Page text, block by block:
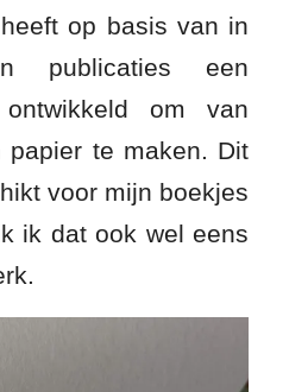
op basis van in
publicaties een
om van
papier te maken. Dit
voor mijn boekjes
ik dat ook wel eens